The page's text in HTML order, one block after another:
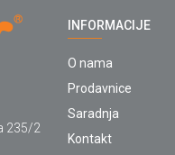
235/2
INFORMACIJE
O nama
Prodavnice
Saradnja
Kontakt